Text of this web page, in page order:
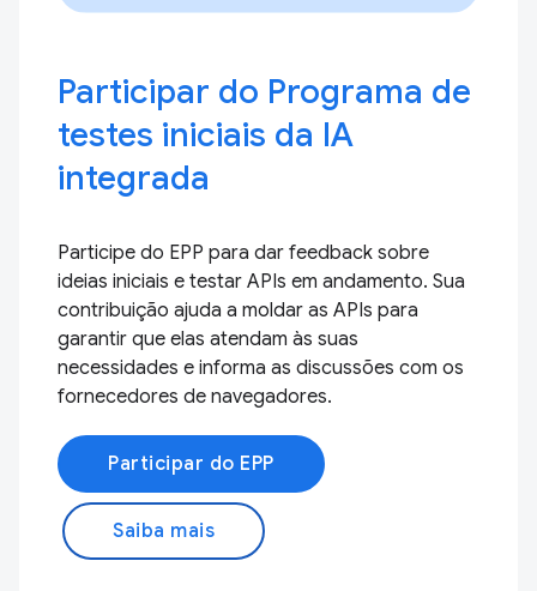
Participar do Programa de
testes iniciais da IA
integrada
Participe do EPP para dar feedback sobre
ideias iniciais e testar APIs em andamento. Sua
contribuição ajuda a moldar as APIs para
garantir que elas atendam às suas
necessidades e informa as discussões com os
fornecedores de navegadores.
Participar do EPP
Saiba mais